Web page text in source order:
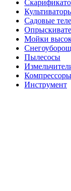
Садовые
Мойки
Пылесосы
Компрессоры
Инструмент